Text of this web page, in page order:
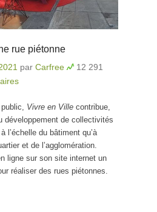
rue piétonne
par Carfree
12 291
Vivre en Ville contribue,
développement de collectivités
l’échelle du bâtiment qu’à
et de l’agglomération.
ligne sur son site internet un
réaliser des rues piétonnes.